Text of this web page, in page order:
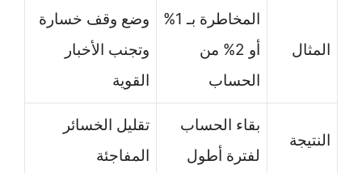
المثال
المخاطرة بـ 1%
أو 2% من
الحساب
وضع وقف خسارة
وتجنب الأخبار
القوية
النتيجة
بقاء الحساب
لفترة أطول
تقليل الخسائر
المفاجئة